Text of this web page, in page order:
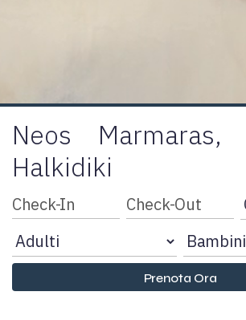
Neos Marmaras,
Halkidiki
Prenota Ora